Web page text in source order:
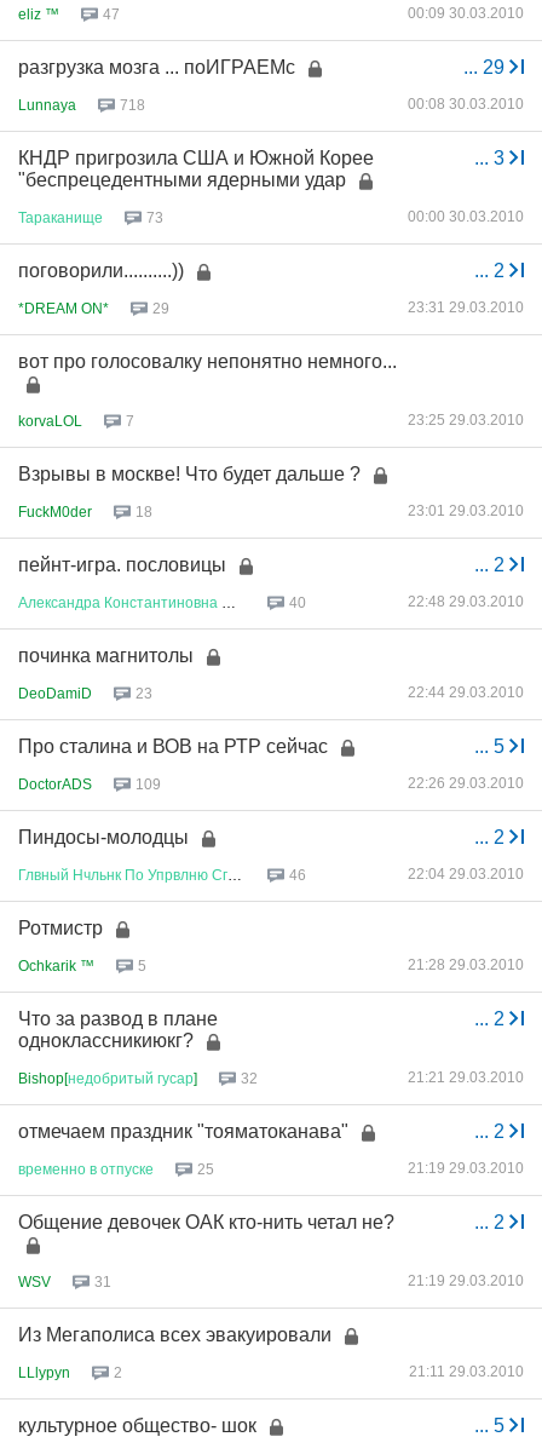
eliz ™ 47 00:09 30.03.2010
... 29
разгрузка мозга ... поИГРАЕМс
Lunnaya 718 00:08 30.03.2010
... 3
КНДР пригрозила США и Южной Корее
"беспрецедентными ядерными удар
Тараканище 73 00:00 30.03.2010
... 2
поговорили..........))
*DREAM ON* 29 23:31 29.03.2010
вот про голосовалку непонятно немного...
korvaLOL 7 23:25 29.03.2010
Взрывы в москве! Что будет дальше ?
FuckM0der 18 23:01 29.03.2010
... 2
пейнт-игра. пословицы
Александра Константиновна 40 22:48 29.03.2010
починка магнитолы
DeoDamiD 23 22:44 29.03.2010
... 5
Про сталина и ВОВ на РТР сейчас
DoctorADS 109 22:26 29.03.2010
... 2
Пиндосы-молодцы
Глвный Нчльнк По Упрвлню Сглсв 46 22:04 29.03.2010
Ротмистр
Ochkarik ™ 5 21:28 29.03.2010
... 2
Что за развод в плане
одноклассникиюкг?
Bishop[недобритый гусар] 32 21:21 29.03.2010
... 2
отмечаем праздник "тояматоканава"
временно в отпуске 25 21:19 29.03.2010
... 2
Общение девочек ОАК кто-нить четал не?
WSV 31 21:19 29.03.2010
Из Мегаполиса всех эвакуировали
LLlypyn 2 21:11 29.03.2010
... 5
культурное общество- шок